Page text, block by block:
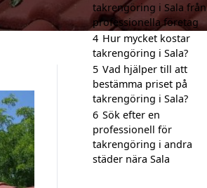
takrengöring i Sala från
professionella företag
4 Hur mycket kostar
takrengöring i Sala?
5 Vad hjälper till att
bestämma priset på
takrengöring i Sala?
6 Sök efter en
professionell för
takrengöring i andra
städer nära Sala